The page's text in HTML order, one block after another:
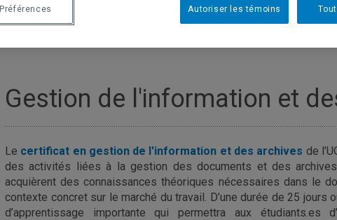
Gestion de l'information et
Le certificat en gestion de l'information et des archives de
des activités liées à la gestion des documents et des
acquièrent des connaissances théoriques nécessaires dans le
contexte concret sur le marché du travail. D’une durée de 25
d’apprentissage importante qui permettra aux étudiants.es
Autoriser les témoins
Préférences